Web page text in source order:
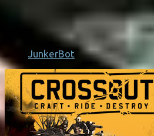
JunkerBot